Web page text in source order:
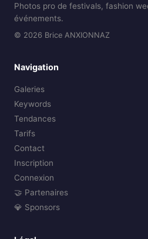
Photos pro de festivals, fashion
événements.
© 2026 Brice ANXIONNAZ
Navigation
Galeries
Keywords
Tendances
Tarifs
Contact
Inscription
Connexion
🤝 Partenaires
💎 Sponsors